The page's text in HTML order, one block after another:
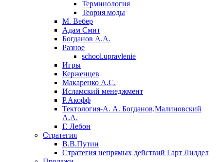
Терминология
Теория моды
М. Вебер
Адам Смит
Богданов А.А.
Разное
school.upravlenie
Игры
Керженцев
Макаренко А.С.
Исламский менеджмент
Р.Акофф
Тектология-А. А. Богданов,Малиновский
А.А.
​Г. Лебон
Стратегия
В.В.Путин
​Стратегия непрямых действий Гарт Лиддел